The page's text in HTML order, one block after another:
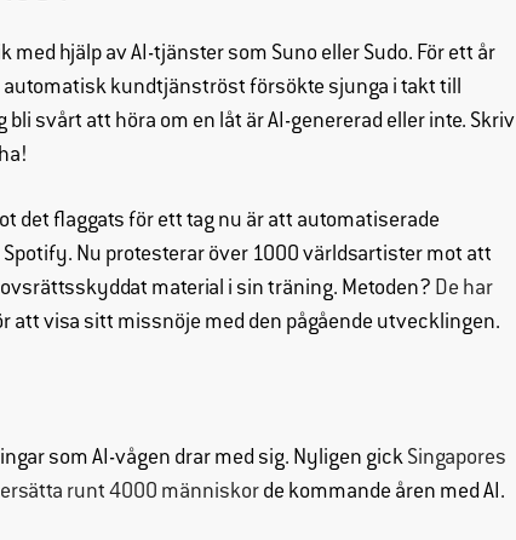
hjälp av AI-tjänster som Suno eller Sudo. För ett år
kundtjänströst försökte sjunga i takt till
svårt att höra om en låt är AI-genererad eller inte. Skriv
det flaggats för ett tag nu är att automatiserade
Nu protesterar över 1000 världsartister mot att
material i sin träning. Metoden? De har
att visa sitt missnöje med den pågående utvecklingen.
som AI-vågen drar med sig. Nyligen gickSingapores
runt 4000 människorde kommande åren med AI.
inte att välja
bort. De